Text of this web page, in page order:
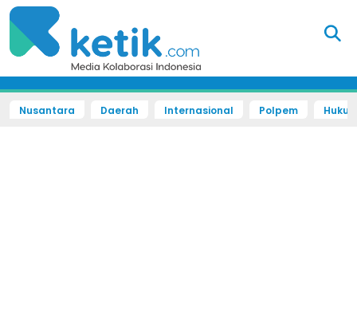
Nusantara Daerah Internasional Polpem